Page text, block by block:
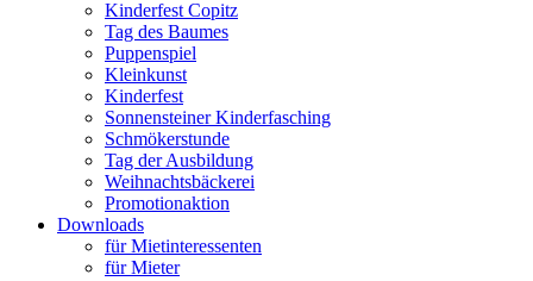
Kinderfest Copitz
Tag des Baumes
Puppenspiel
Kleinkunst
Kinderfest
Sonnensteiner Kinderfasching
Schmökerstunde
Tag der Ausbildung
Weihnachtsbäckerei
Promotionaktion
Downloads
für Mietinteressenten
für Mieter